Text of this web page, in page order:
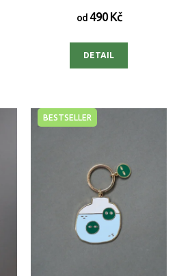
od490 Kč
DETAIL
BESTSELLER